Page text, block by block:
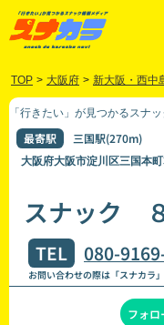
TOP > 大阪府 > 新大阪・西中
「行きたい」が見つかるスナ
最寄駅 三国駅(270m)
大阪府大阪市淀川区三国本
スナック
TEL 080-
お問い合わせの際は「スナカラ
フォロ